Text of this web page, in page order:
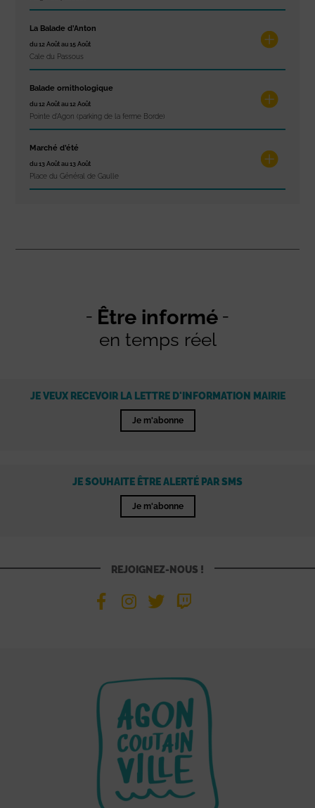
La Balade d’Anton
du 12 Août au 15 Août
Cale du Passous
Balade ornithologique
du 12 Août au 12 Août
Pointe d'Agon (parking de la ferme Borde)
Marché d’été
du 13 Août au 13 Août
Place du Général de Gaulle
Être informé
en temps réel
JE VEUX RECEVOIR LA LETTRE D'INFORMATION MAIRIE
Je m'abonne
JE SOUHAITE ÊTRE ALERTÉ PAR SMS
Je m'abonne
REJOIGNEZ-NOUS !